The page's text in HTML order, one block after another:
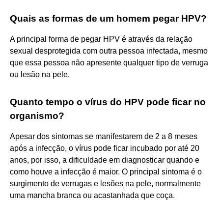
Quais as formas de um homem pegar HPV?
A principal forma de pegar HPV é através da relação
sexual desprotegida com outra pessoa infectada, mesmo
que essa pessoa não apresente qualquer tipo de verruga
ou lesão na pele.
Quanto tempo o vírus do HPV pode ficar no
organismo?
Apesar dos sintomas se manifestarem de 2 a 8 meses
após a infecção, o vírus pode ficar incubado por até 20
anos, por isso, a dificuldade em diagnosticar quando e
como houve a infecção é maior. O principal sintoma é o
surgimento de verrugas e lesões na pele, normalmente
uma mancha branca ou acastanhada que coça.